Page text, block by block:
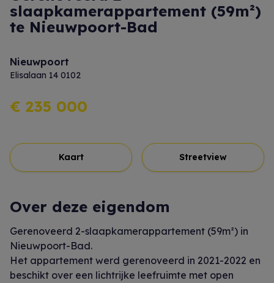
slaapkamerappartement (59m²)
te Nieuwpoort-Bad
Nieuwpoort
Elisalaan 14 0102
€ 235 000
Kaart Streetview
Over deze eigendom
Gerenoveerd 2-slaapkamerappartement (59m²) in
Nieuwpoort-Bad.
Het appartement werd gerenoveerd in 2021-2022 en
beschikt over een lichtrijke leefruimte met open